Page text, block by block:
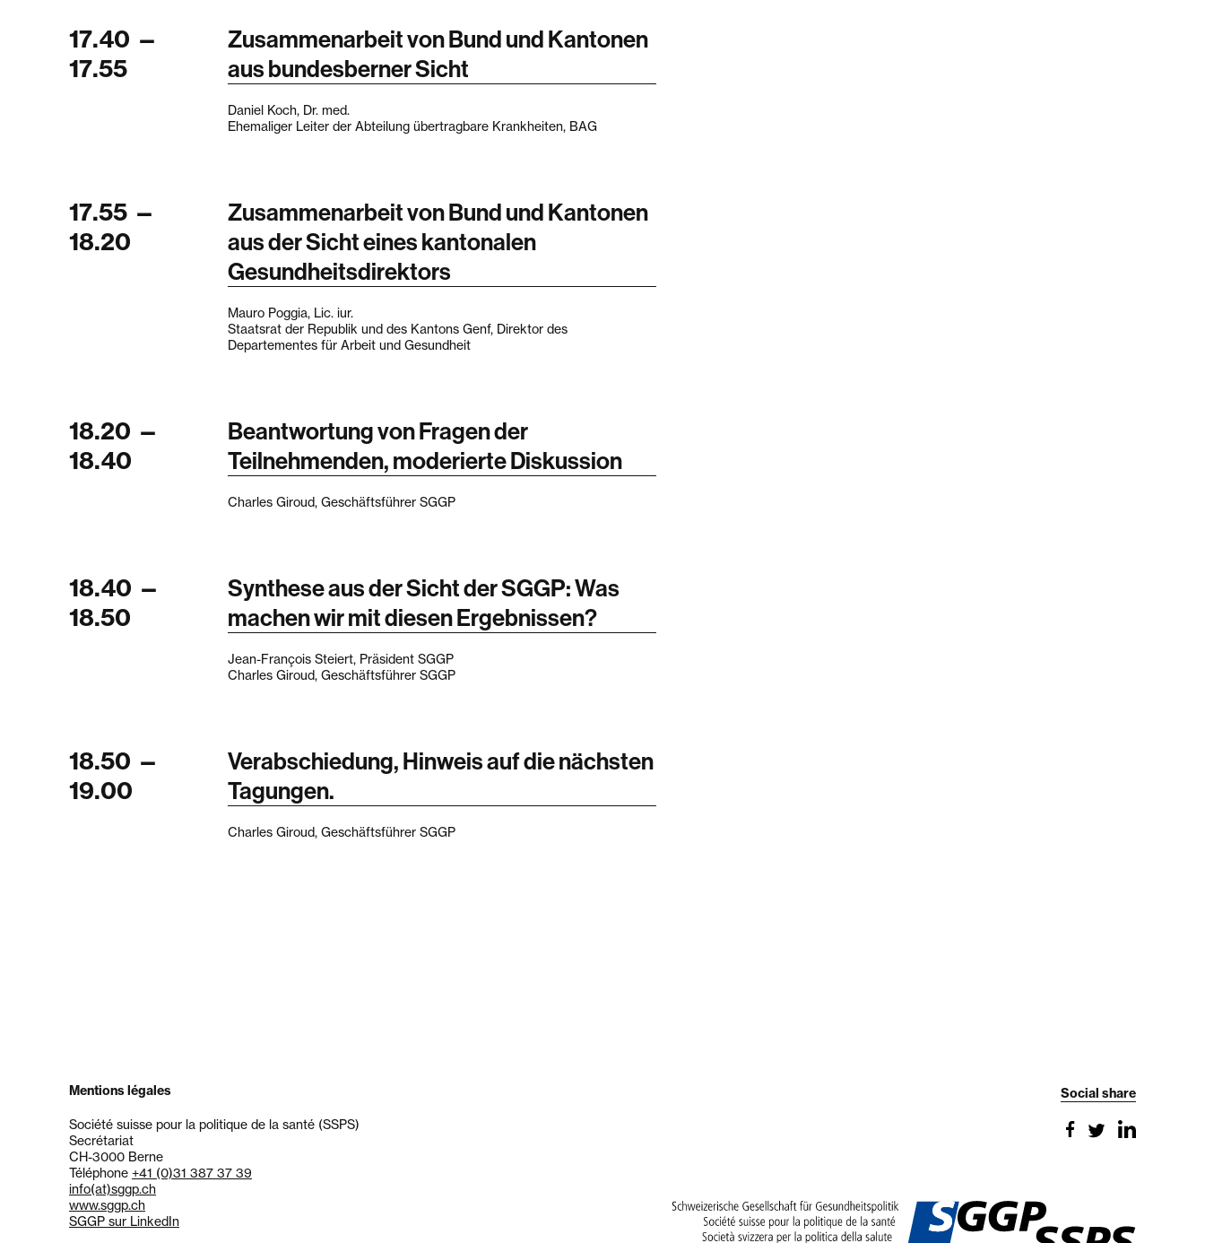
17.40 —
17.55
Zusammenarbeit von Bund und Kantonen
aus bundesberner Sicht
Daniel Koch, Dr. med.
Ehemaliger Leiter der Abteilung übertragbare Krankheiten, BAG
17.55 —
18.20
Zusammenarbeit von Bund und Kantonen
aus der Sicht eines kantonalen
Gesundheitsdirektors
Mauro Poggia, Lic. iur.
Staatsrat der Republik und des Kantons Genf, Direktor des
Departementes für Arbeit und Gesundheit
18.20 —
18.40
Beantwortung von Fragen der
Teilnehmenden, moderierte Diskussion
Charles Giroud, Geschäftsführer SGGP
18.40 —
18.50
Synthese aus der Sicht der SGGP: Was
machen wir mit diesen Ergebnissen?
Jean-François Steiert, Präsident SGGP
Charles Giroud, Geschäftsführer SGGP
18.50 —
19.00
Verabschiedung, Hinweis auf die nächsten
Tagungen.
Charles Giroud, Geschäftsführer SGGP
Mentions légales
Société suisse pour la politique de la santé (SSPS)
Secrétariat
CH-3000 Berne
Téléphone +41 (0)31 387 37 39
info(at)sggp.ch
www.sggp.ch
SGGP sur LinkedIn
Social share